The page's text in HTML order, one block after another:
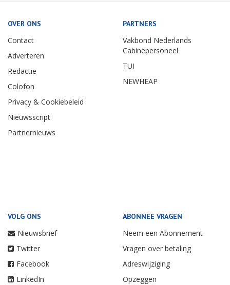
OVER ONS
Contact
Adverteren
Redactie
Colofon
Privacy & Cookiebeleid
Nieuwsscript
Partnernieuws
PARTNERS
Vakbond Nederlands
Cabinepersoneel
TUI
NEWHEAP
VOLG ONS
Nieuwsbrief
Twitter
Facebook
LinkedIn
ABONNEE VRAGEN
Neem een Abonnement
Vragen over betaling
Adreswijziging
Opzeggen